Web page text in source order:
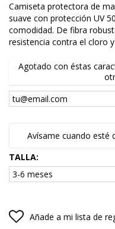
Camiseta protectora de
suave con protección UV
comodidad. De fibra
resistencia contra el cloro
Agotado con éstas
Avísame cuando esté
TALLA:
Añade a mi lista de